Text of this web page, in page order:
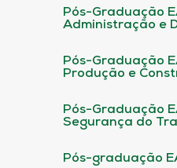
Pós-Graduação
Administração e
Pós-Graduação
Produção e
Pós-Graduação
Segurança do
Pós-graduação